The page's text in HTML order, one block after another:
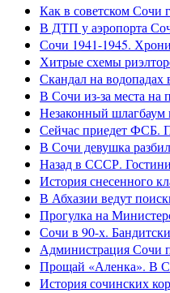
Как в советском Сочи
В ДТП у аэропорта
Сочи 1941-1945.
Хитрые схемы
Скандал на
В Сочи из-за места на
Незаконный
Сейчас приедет ФСБ.
В Сочи девушка
Назад в СССР.
История снесенного
В Абхазии ведут
Прогулка на
Сочи в 90-х.
Администрация Сочи
Прощай «Аленка». В
История сочинских